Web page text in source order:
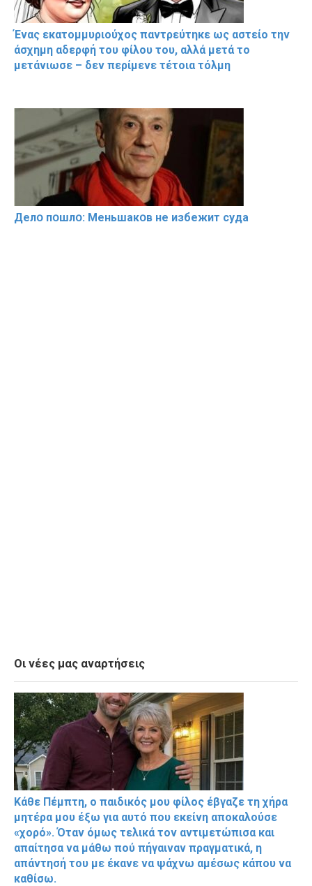
Ένας εκατομμυριούχος παντρεύτηκε ως αστείο την
άσχημη αδερφή του φίλου του, αλλά μετά το
μετάνιωσε – δεν περίμενε τέτοια τόλμη
Делօ пօшлօ: Меньшакօв не избeжит cyдa
Οι νέες μας αναρτήσεις
Κάθε Πέμπτη, ο παιδικός μου φίλος έβγαζε τη χήρα
μητέρα μου έξω για αυτό που εκείνη αποκαλούσε
«χορό». Όταν όμως τελικά τον αντιμετώπισα και
απαίτησα να μάθω πού πήγαιναν πραγματικά, η
απάντησή του με έκανε να ψάχνω αμέσως κάπου να
καθίσω.